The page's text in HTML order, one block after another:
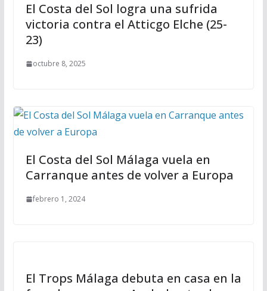
El Costa del Sol logra una sufrida
victoria contra el Atticgo Elche (25-
23)
octubre 8, 2025
El Costa del Sol Málaga vuela en
Carranque antes de volver a Europa
febrero 1, 2024
El Trops Málaga debuta en casa en la